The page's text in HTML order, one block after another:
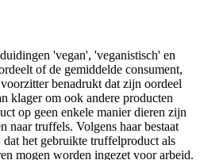
'vegan', 'veganistisch' en
of de gemiddelde consument,
benadrukt dat zijn oordeel
klager om ook andere producten
op geen enkele manier dieren zijn
naar truffels. Volgens haar bestaat
het gebruikte truffelproduct als
mogen worden ingezet voor arbeid.